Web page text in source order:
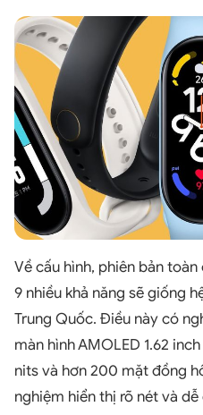
Về cấu hình, phiên bản
9 nhiều khả năng sẽ giống
Trung Quốc. Điều này có
màn hình AMOLED 1.62
nits và hơn 200 mặt đồng
nghiệm hiển thị rõ nét và dễ